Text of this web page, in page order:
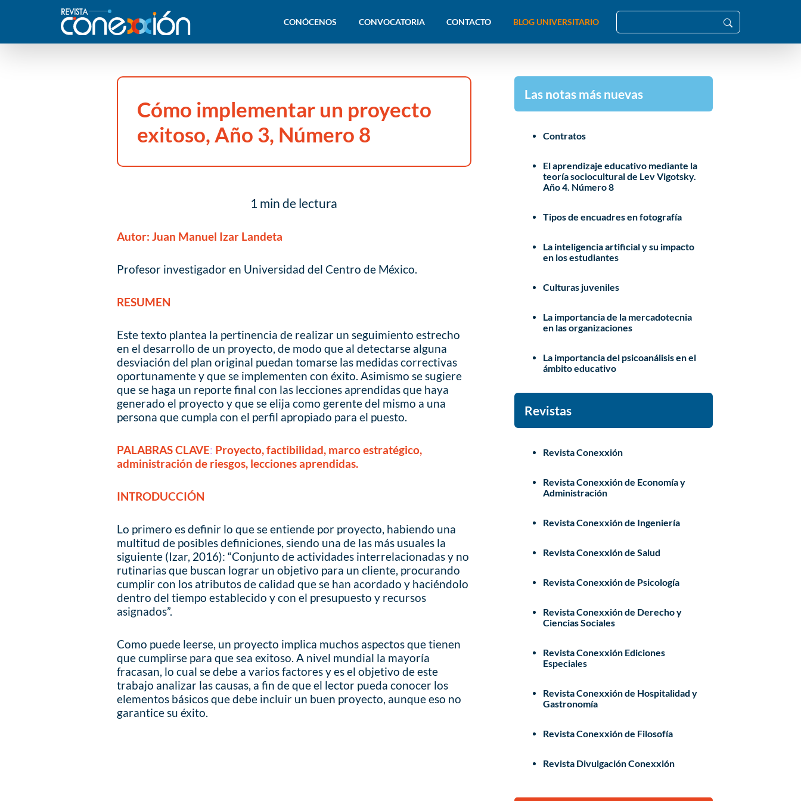
CONÓCENOS CONVOCATORIA CONTACTO BLOG UNIVERSITARIO
Cómo implementar un proyecto
exitoso, Año 3, Número 8
1 min de lectura
Autor: Juan Manuel Izar Landeta
Profesor investigador en Universidad del Centro de México.
RESUMEN
Este texto plantea la pertinencia de realizar un seguimiento estrecho
en el desarrollo de un proyecto, de modo que al detectarse alguna
desviación del plan original puedan tomarse las medidas correctivas
oportunamente y que se implementen con éxito. Asimismo se sugiere
que se haga un reporte final con las lecciones aprendidas que haya
generado el proyecto y que se elija como gerente del mismo a una
persona que cumpla con el perfil apropiado para el puesto.
PALABRAS CLAVE: Proyecto, factibilidad, marco estratégico,
administración de riesgos, lecciones aprendidas.
INTRODUCCIÓN
Lo primero es definir lo que se entiende por proyecto, habiendo una
multitud de posibles definiciones, siendo una de las más usuales la
siguiente (Izar, 2016): “Conjunto de actividades interrelacionadas y no
rutinarias que buscan lograr un objetivo para un cliente, procurando
cumplir con los atributos de calidad que se han acordado y haciéndolo
dentro del tiempo establecido y con el presupuesto y recursos
asignados”.
Como puede leerse, un proyecto implica muchos aspectos que tienen
que cumplirse para que sea exitoso. A nivel mundial la mayoría
fracasan, lo cual se debe a varios factores y es el objetivo de este
trabajo analizar las causas, a fin de que el lector pueda conocer los
elementos básicos que debe incluir un buen proyecto, aunque eso no
garantice su éxito.
Las notas más nuevas
Contratos
El aprendizaje educativo mediante la
teoría sociocultural de Lev Vigotsky.
Año 4. Número 8
Tipos de encuadres en fotografía
La inteligencia artificial y su impacto
en los estudiantes
Culturas juveniles
La importancia de la mercadotecnia
en las organizaciones
La importancia del psicoanálisis en el
ámbito educativo
Revistas
Revista Conexxión
Revista Conexxión de Economía y
Administración
Revista Conexxión de Ingeniería
Revista Conexxión de Salud
Revista Conexxión de Psicología
Revista Conexxión de Derecho y
Ciencias Sociales
Revista Conexxión Ediciones
Especiales
Revista Conexxión de Hospitalidad y
Gastronomía
Revista Conexxión de Filosofía
Revista Divulgación Conexxión